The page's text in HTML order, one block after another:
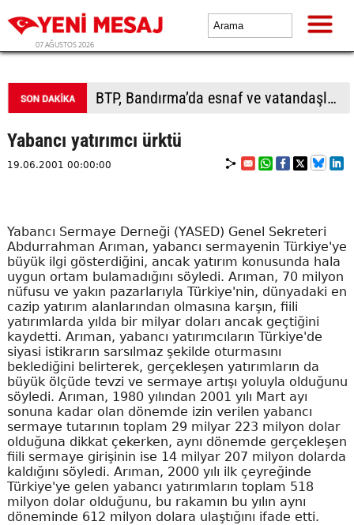
07 AĞUSTOS 2026
Yabancı yatırımcı ürktü
19.06.2001 00:00:00
Yabancı Sermaye Derneği (YASED) Genel Sekreteri
Abdurrahman Arıman, yabancı sermayenin Türkiye'ye
büyük ilgi gösterdiğini, ancak yatırım konusunda hala
uygun ortam bulamadığını söyledi. Arıman, 70 milyon
nüfusu ve yakın pazarlarıyla Türkiye'nin, dünyadaki en
cazip yatırım alanlarından olmasına karşın, fiili
yatırımlarda yılda bir milyar doları ancak geçtiğini
kaydetti. Arıman, yabancı yatırımcıların Türkiye'de
siyasi istikrarın sarsılmaz şekilde oturmasını
beklediğini belirterek, gerçekleşen yatırımların da
büyük ölçüde tevzi ve sermaye artışı yoluyla olduğunu
söyledi. Arıman, 1980 yılından 2001 yılı Mart ayı
sonuna kadar olan dönemde izin verilen yabancı
sermaye tutarının toplam 29 milyar 223 milyon dolar
olduğuna dikkat çekerken, aynı dönemde gerçekleşen
fiili sermaye girişinin ise 14 milyar 207 milyon dolarda
kaldığını söyledi. Arıman, 2000 yılı ilk çeyreğinde
Türkiye'ye gelen yabancı yatırımların toplam 518
milyon dolar olduğunu, bu rakamın bu yılın aynı
döneminde 612 milyon dolara ulaştığını ifade etti.